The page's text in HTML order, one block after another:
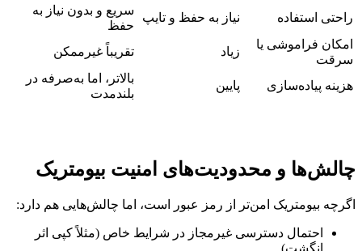
راحتی استفاده
نیاز به حفظ و تایپ
سریع و بدون نیاز به
حفظ
امکان فراموشی یا
سرقت
زیاد تقریباً غیرممکن
هزینه پیاده‌سازی پایین
بالاتر، اما به‌صرفه در
بلندمدت
چالش‌ها و محدودیت‌های امنیت بیومتریک
اگرچه بیومتریک امن‌تر از رمز عبور است، اما چالش‌هایی هم دارد:
احتمال دسترسی غیرمجاز در شرایط خاص (مثلاً کپی اثر
انگشت).